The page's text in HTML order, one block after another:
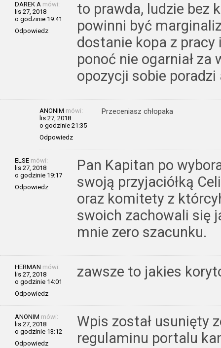
DAREK A mówi:
lis 27, 2018
o godzinie 19:41
Odpowiedz
to prawda, ludzie bez
powinni być
dostanie kopa z pracy
ponoć nie ogarniał
opozycji sobie
ANONIM mówi:
lis 27, 2018
o godzinie 21:35
Odpowiedz
Przeceniasz chłopaka
ELSE mówi:
lis 27, 2018
o godzinie 19:17
Odpowiedz
Pan Kapitan po
swoją przyjaciółką
oraz komitety z
swoich zachowali się
mnie zero szacunku.
HERMAN mówi:
lis 27, 2018
o godzinie 14:01
Odpowiedz
zawsze to jakies
ANONIM mówi:
lis 27, 2018
o godzinie 13:12
Odpowiedz
Wpis został usunięty
regulaminu portalu